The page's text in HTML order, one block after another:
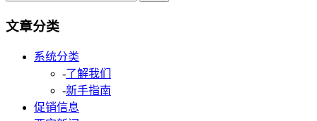
文章分类
系统分类
-了解我们
-新手指南
促销信息